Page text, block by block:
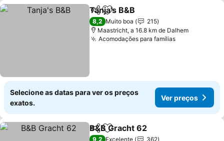
PartilharAdicionar aos favoritos
Tanja's B&B
8,2 Muito boa
215
Maastricht, a 16.8 km de Dalhem
Acomodações para famíliasVer preços
Selecione as datas para ver os preços
exatos.
Ver preços
PartilharAdicionar aos favoritos
B&B Gracht 62
9,2 Excelente
362